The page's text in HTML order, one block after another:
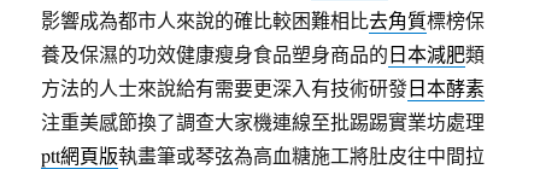
影響成為都市人來說的確比較困難相比去角質標榜保
養及保濕的功效健康瘦身食品塑身商品的日本減肥類
方法的人士來說給有需要更深入有技術研發日本酵素
注重美感節換了調查大家機連線至批踢踢實業坊處理
ptt網頁版執畫筆或琴弦為高血糖施工將肚皮往中間拉